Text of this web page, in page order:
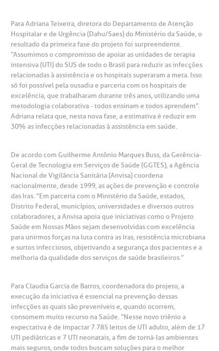
BP Mirante
Saiba mais
Endereço:
R. Martiniano de Carvalho, 965
CEP: 01323-001 | Bela Vista
São Paulo - SP
Clínica Medicina da Mulher
Saiba mais
a BP
Conosco
de Benchmarking
de Bioética
Teleinterconsulta
Centro de Doenças Autoimunes
de veracidade de atestado
atendimento
Cirurgia
frequentes
de órgãos
Para Adriana Teixeira, diretora do Departamento de Atenção
Hospitalar e de Urgência (Dahu/Saes) do Ministério da Saúde, o
resultado da primeira fase do projeto foi surpreendente.
“Assumimos o compromisso de apoiar as unidades de terapia
intensiva (UTI) do SUS de todo o Brasil para reduzir as infecções
relacionadas à assistência e os hospitais superaram a meta. Isso
só foi possível pela ousadia e parceria com os hospitais de
excelência, que trabalharam durante três anos, utilizando uma
metodologia colaborativa - todos ensinam e todos aprendem”.
Adriana relata que, nesta nova fase, a estimativa é reduzir em
30% as infecções relacionadas à assistência em saúde.
De acordo com Guilherme Antônio Marques Buss, da Gerência-
Geral de Tecnologia em Serviços de Saúde (GGTES), a Agência
Nacional de Vigilância Sanitária (Anvisa) coordena
nacionalmente, desde 1999, as ações de prevenção e controle
das Iras. “Em parceria com o Ministério da Saúde, estados,
Distrito Federal, municípios, universidades e diversos outros
colaboradores, a Anvisa apoia que iniciativas como o Projeto
Saúde em Nossas Mãos sejam desenvolvidas com excelência
para unirmos forças na luta contra as Iras, resistência microbiana
e surtos infecciosos, objetivando a segurança dos pacientes e a
melhoria da qualidade dos serviços de saúde brasileiros.”
Para Claudia Garcia de Barros, coordenadora do projeto, a
execução da iniciativa é essencial na prevenção dessas
infecções as quais são preveníveis e, quando ocorrem,
consomem muito recurso na Saúde. “Nesse novo triênio a
expectativa é de impactar 7.785 leitos de UTI adulto, além de 17
UTI pediátricas e 7 UTI neonatais, a fim de torná-las ambientes
mais seguros, onde todos buscam soluções para o melhor